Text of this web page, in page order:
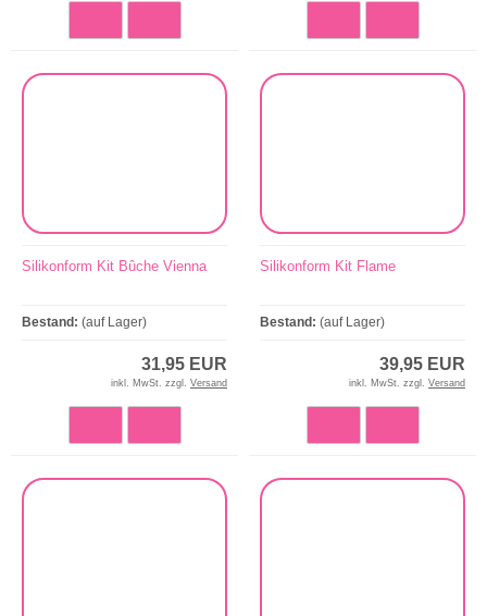
Silikonform Kit Bûche Vienna
Bestand: (auf Lager)
31,95 EUR
inkl. MwSt. zzgl. Versand
Silikonform Kit Flame
Bestand: (auf Lager)
39,95 EUR
inkl. MwSt. zzgl. Versand